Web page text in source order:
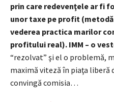
prin care redevenţele ar fi
unor taxe pe profit
vederea practica marilor
profitului real). IMM – o
“rezolvat” şi el o problemă,
maximă viteză în piaţa liberă
convingă comisia…